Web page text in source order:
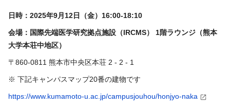
日時：2025年9月12日（金）16:00-18:10
会場：国際先端医学研究拠点施設（IRCMS） 1階ラウンジ（熊本
大学本荘中地区）
〒860-0811 熊本市中央区本荘 2 - 2 - 1
※ 下記キャンパスマップ20番の建物です
https://www.kumamoto-u.ac.jp/campusjouhou/honjyo-naka